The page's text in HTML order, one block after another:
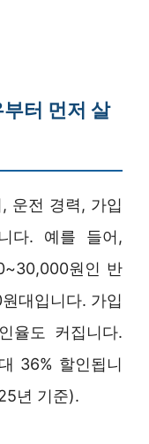
터 먼저 살
운전 경력, 가입
다. 예를 들어,
원인 반
대입니다. 가입
율도 커집니다.
36% 할인됩니
년 기준).